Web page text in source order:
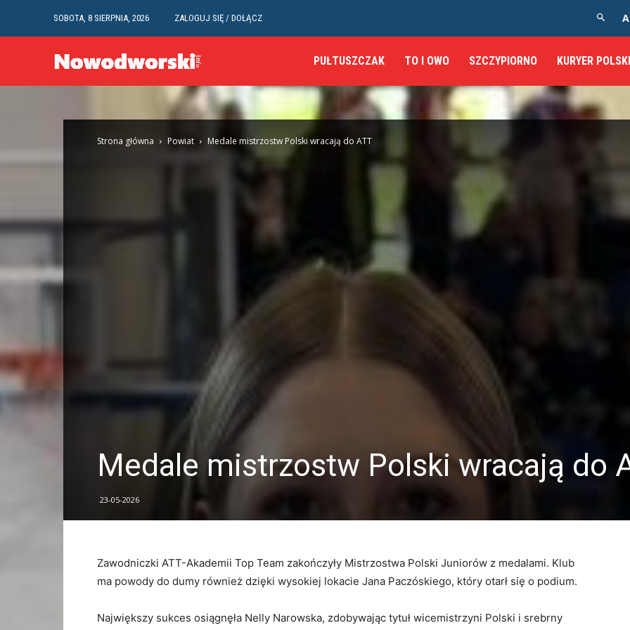
SOBOTA, 8 SIERPNIA, 2026 ZALOGUJ SIĘ / DOŁĄCZ
PUŁTUSZCZAK TO I OWO SZCZYPIORNO KURYER
Strona główna Powiat Medale mistrzostw Polski wracają do ATT
Medale mistrzostw Polski wracają do
23-05-2026
Zawodniczki ATT-Akademii Top Team zakończyły Mistrzostwa Polski Juniorów z medalami. Klub
ma powody do dumy również dzięki wysokiej lokacie Jana Paczóskiego, który otarł się o podium.
Największy sukces osiągnęła Nelly Narowska, zdobywając tytuł wicemistrzyni Polski i srebrny